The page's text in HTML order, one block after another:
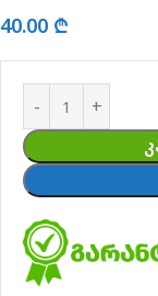
40.00 ₾